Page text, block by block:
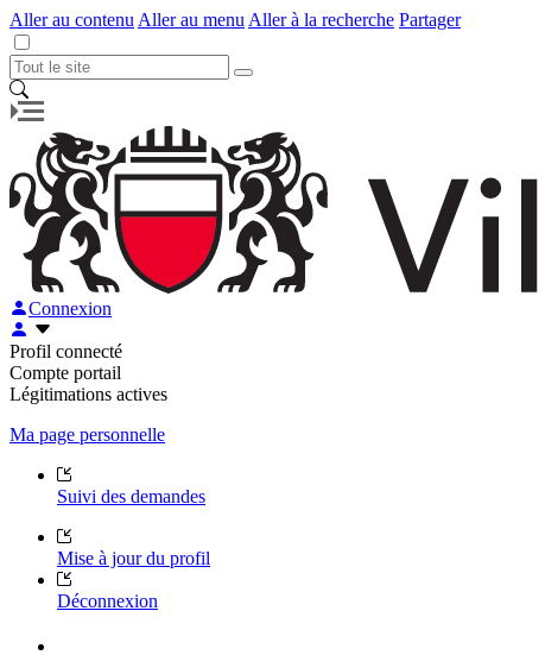
Aller au contenu Aller au menu Aller à la recherche Partager
Connexion
Profil connecté
Compte portail
Légitimations actives
Ma page personnelle
Suivi des demandes
Mise à jour du profil
Déconnexion